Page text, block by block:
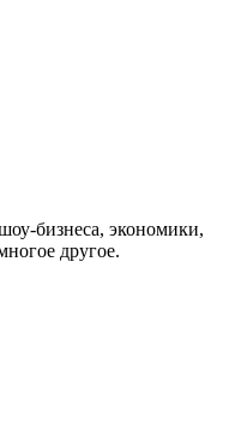
бизнеса, экономики,
другое.